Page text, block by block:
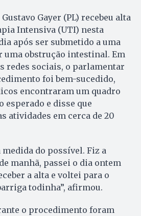
Gayer (PL) recebeu alta
Intensiva (UTI) nesta
após ser submetido a uma
obstrução intestinal. Em
redes sociais, o parlamentar
foi bem-sucedido,
encontraram um quadro
esperado e disse que
atividades em cerca de 20
medida do possível. Fiz a
manhã, passei o dia ontem
a alta e voltei para o
todinha”, afirmou.
o procedimento foram